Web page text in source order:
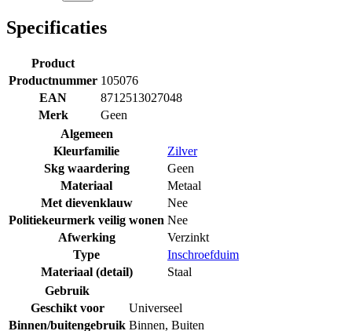
Specificaties
Product
Productnummer 105076
EAN
8712513027048
Merk
Geen
Algemeen
Kleurfamilie
Zilver
Skg waardering
Geen
Materiaal
Metaal
Met dievenklauw
Nee
Politiekeurmerk veilig wonen Nee
Afwerking
Verzinkt
Type
Inschroefduim
Materiaal (detail)
Staal
Gebruik
Geschikt voor
Universeel
Binnen/buitengebruik Binnen, Buiten